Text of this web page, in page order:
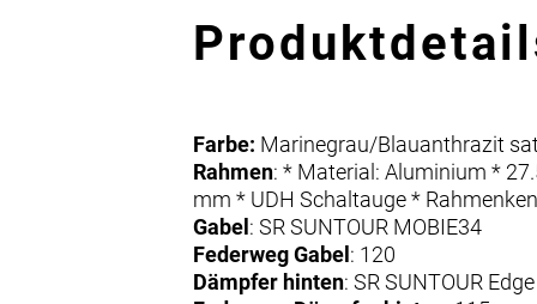
Farbe: Marinegrau/Blauanthrazit
Rahmen: * Material: Aluminium *
mm * UDH Schaltauge *
Gabel : SR SUNTOUR MOBIE34
Federweg Gabel : 120
Dämpfer hinten: SR SUNTOUR Edge